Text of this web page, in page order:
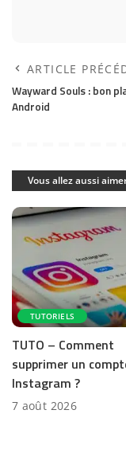
ARTICLE
Wayward Souls : bon
Android
Vous allez aussi
TUTORIELS
TUTO – Comment
supprimer un
Instagram ?
7 août 2026